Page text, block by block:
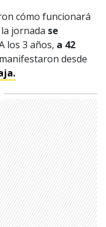
cómo funcionará
jornada se
los 3 años, a 42
manifestaron desde